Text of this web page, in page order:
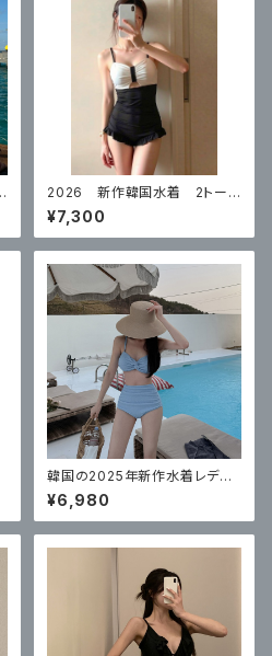
2026 新作韓国水着 2トーン
スタイル 体型カバー
¥7,300
韓国の2025年新作水着レディ
ーススプリットハイウエストソリ
ッドカラー美白お腹カバービキ
ニセクシーで
¥6,980